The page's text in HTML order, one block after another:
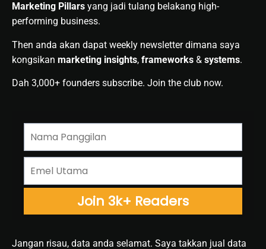
Marketing Pillars yang jadi tulang belakang high-
performing business.
Then anda akan dapat weekly newsletter dimana saya
kongsikan marketing insights, frameworks & systems.
Dah 3,000+ founders subscribe. Join the club now.
Jangan risau, data anda selamat. Saya takkan jual data